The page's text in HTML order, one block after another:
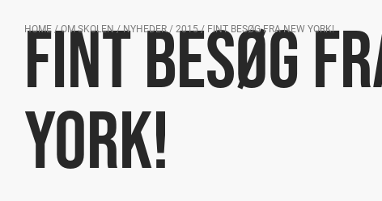
HOME /OM SKOLEN/NYHEDER /2015/ FINT BESØG FRA NEW YORK!
FINT BESØG
YORK!